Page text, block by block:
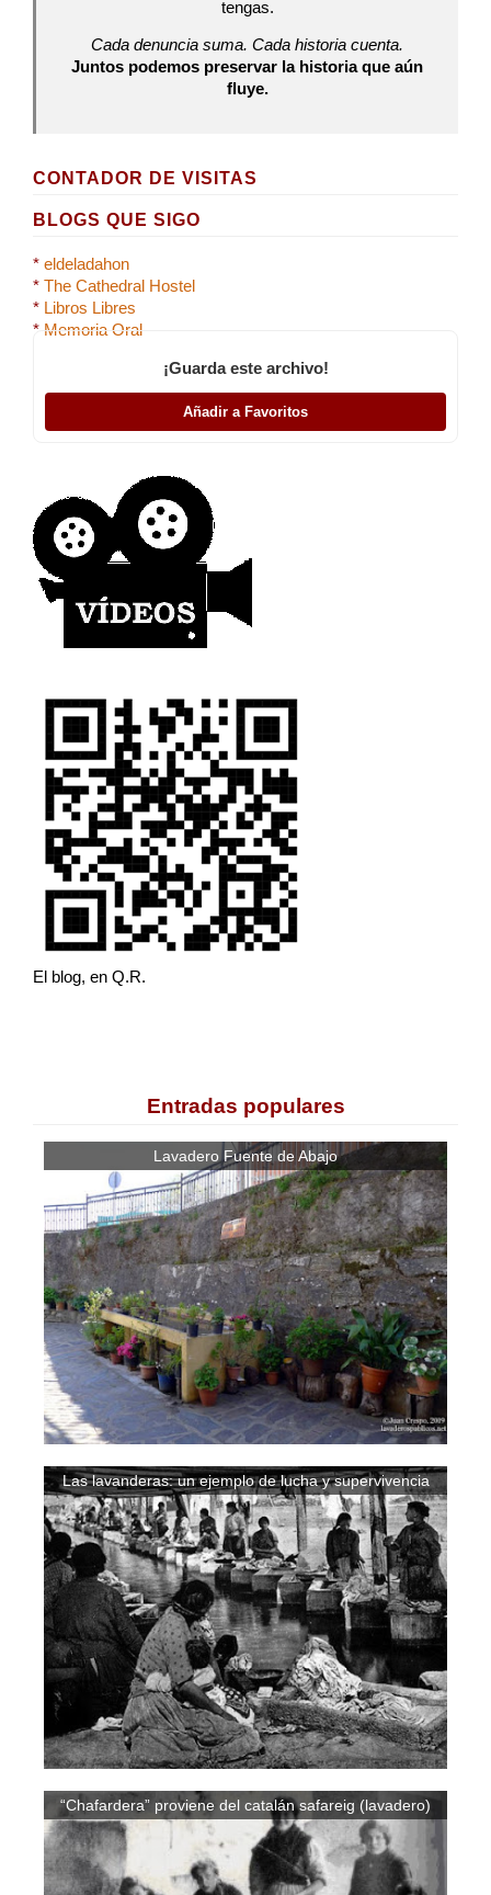
tengas.
Cada denuncia suma. Cada historia cuenta.
Juntos podemos preservar la historia que aún
fluye.
CONTADOR DE VISITAS
BLOGS QUE SIGO
* eldeladahon
* The Cathedral Hostel
* Libros Libres
* Memoria Oral
¡Guarda este archivo!
Añadir a Favoritos
El blog, en Q.R.
Entradas populares
Lavadero Fuente de Abajo
Las lavanderas: un ejemplo de lucha y supervivencia
“Chafardera” proviene del catalán safareig (lavadero)